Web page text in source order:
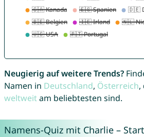
Neugierig auf weitere Trends?
Namen in Deutschland, Österreich,
weltweitam beliebtesten sind.
Namens-Quiz mit Charlie –